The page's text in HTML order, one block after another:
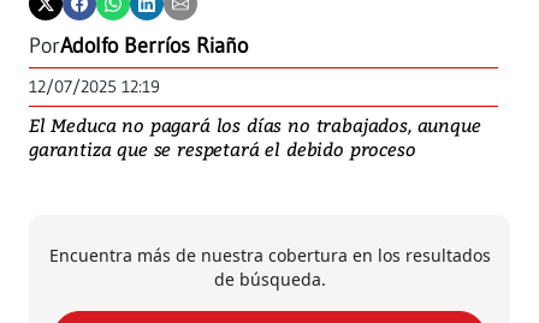
PorAdolfo Berríos Riaño
12/07/2025 12:19
El Meduca no pagará los días no trabajados, aunque
garantiza que se respetará el debido proceso
Encuentra más de nuestra cobertura en los resultados
de búsqueda.